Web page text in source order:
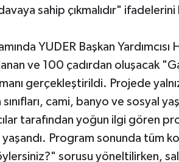
sahip çıkmalıdır" ifadelerini
YUDER Başkan
ve 100 çadırdan oluşacak
gerçekleştirildi. Projede
cami, banyo ve sosyal
tarafından yoğun ilgi gören
Program sonunda tüm
sorusu yöneltilirken,